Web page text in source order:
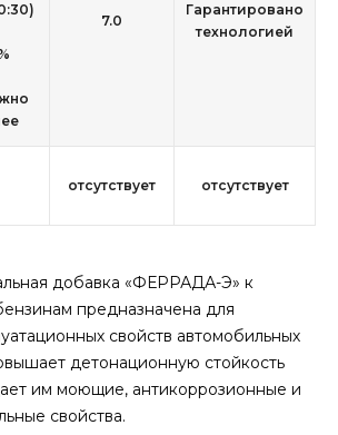
7.0
Гарантировано
технологией
отсутствует отсутствует
добавка «ФЕРРАДА-Э» к
предназначена для
свойств автомобильных
детонационную стойкость
им моющие, антикоррозионные и
свойства.